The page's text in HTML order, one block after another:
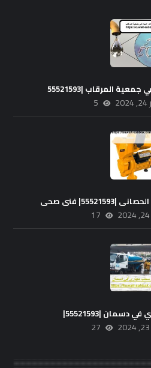
المرقاب |55521593
5
فنى صحى
17
|55521593|
27